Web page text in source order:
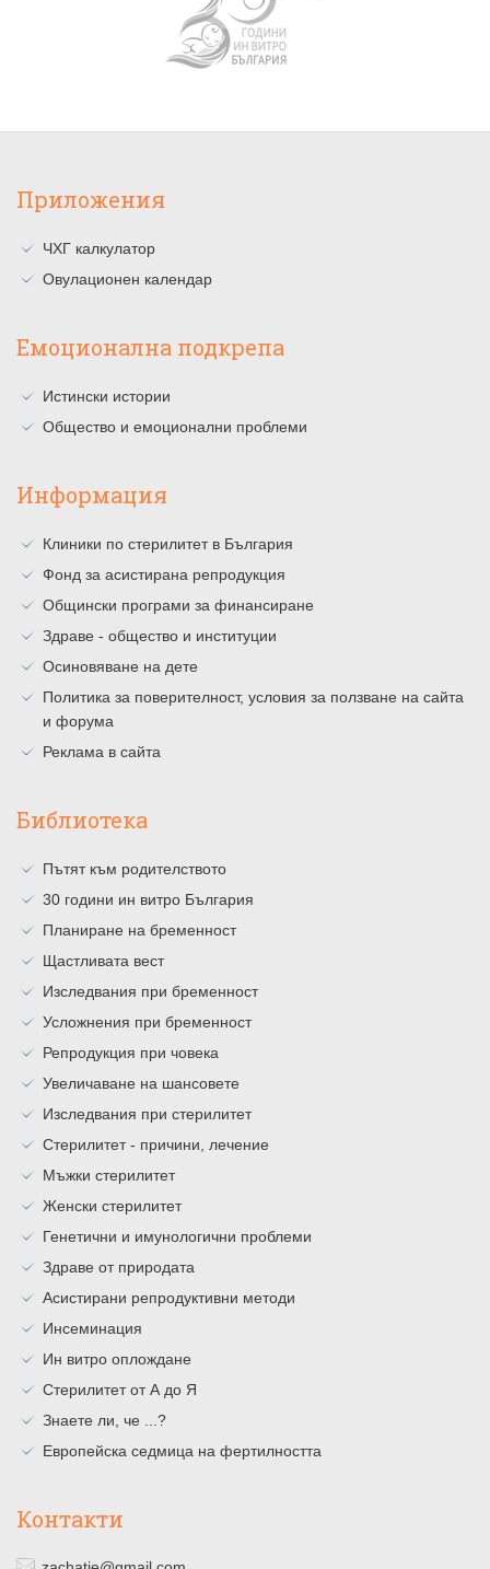
Приложения
ЧХГ калкулатор
Овулационен календар
Емоционална подкрепа
Истински истории
Общество и емоционални проблеми
Информация
Клиники по стерилитет в България
Фонд за асистирана репродукция
Общински програми за финансиране
Здраве - общество и институции
Осиновяване на дете
Политика за поверителност, условия за ползване на сайта
и форума
Реклама в сайта
Библиотека
Пътят към родителството
30 години ин витро България
Планиране на бременност
Щастливата вест
Изследвания при бременност
Усложнения при бременност
Репродукция при човека
Увеличаване на шансовете
Изследвания при стерилитет
Стерилитет - причини, лечение
Мъжки стерилитет
Женски стерилитет
Генетични и имунологични проблеми
Здраве от природата
Асистирани репродуктивни методи
Инсеминация
Ин витро оплождане
Стерилитет от А до Я
Знаете ли, че ...?
Европейска седмица на фертилността
Контакти